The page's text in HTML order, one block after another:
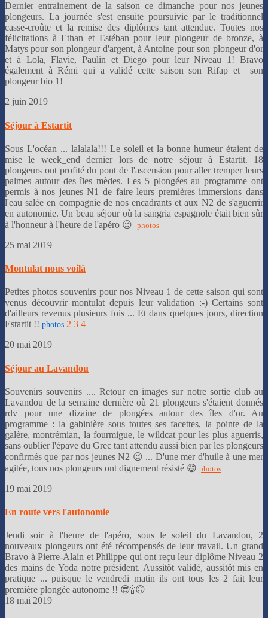
Dernier entrainement de la saison ce dimanche pour nos jeunes
plongeurs. La journée s'est ensuite poursuivie par le traditionnel
casse-croûte et la remise des diplômes tant attendue. Toutes nos
félicitations à Ethan et Estéban pour leur plongeur de bronze, à
Matys pour son plongeur d'argent, à Antoine pour son plongeur d'or
et à Lola, Flavie, Paulin et Diego pour leur Niveau 1! Bravo
également à Rémi qui a validé cette saison son Rifap et son
plongeur bio 1!
2 juin 2019
Séjour à Estartit
Sous L'océan ... lalalala!!! Le soleil et la bonne humeur étaient de
mise le week_end dernier lors de notre séjour à Estartit. 18
plongeurs ont profité du pont de l'ascension pour aller tremper leurs
palmes autour des îles mèdes. Les 5 plongées au programme ont
permis à nos jeunes N1 de faire leurs premières immersions dans
l'eau salée en compagnie de nos encadrants et aux N2 de s'aguerrir
en autonomie. Un beau séjour où la sangria espagnole était bien sûr
à l'honneur à l'heure de l'apéro 😉 photos
25 mai 2019
Montulat nous voilà
Petites photos souvenirs pour nos Niveau 1 de cette saison qui sont
venus découvrir montulat depuis leur validation :-) Certains sont
d'ailleurs revenus plusieurs fois ... Et dans quelques jours, direction
Estartit !! photos 2 3 4
20 mai 2019
Séjour au Lavandou
Souvenirs souvenirs .... Retour en images sur notre sortie club au
Lavandou de la semaine dernière où 21 plongeurs s'étaient donnés
rdv pour une dizaine de plongées autour des îles d'or. Au
programme : la gabinière sous toutes ses facettes, la pointe de la
galère, montrémian, la fourmigue, le wildcat pour les plus aguerris,
sans oublier l'épave du Grec tant attendu aussi bien par les plongeurs
confirmés que par nos jeunes N2 😉 ... D'une mer d'huile à une mer
agitée, tous nos plongeurs ont dignement résisté 😄 photos
19 mai 2019
En route vers l'autonomie
Jeudi soir à l'heure de l'apéro, sous le soleil du Lavandou, 2
nouveaux plongeurs ont été récompensés de leur travail. Un grand
Bravo à Pierre-Alain et Philippe qui ont reçu leur diplôme Niveau 2
des mains de Yoda notre président. Aussitôt validé, aussitôt mis en
pratique ... puisque le vendredi matin ils ont tous les 2 fait leur
première plongée autonome !! 😎🍾🙃
18 mai 2019